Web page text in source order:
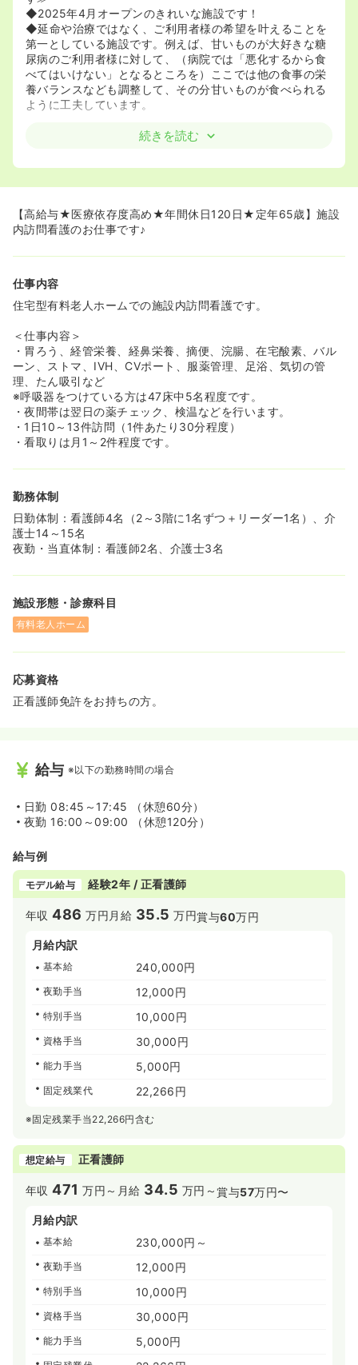
◆2025年4月オープンのきれいな施設です！
◆延命や治療ではなく、ご利用者様の希望を叶えることを
第一としている施設です。例えば、甘いものが大好きな糖
尿病のご利用者様に対して、（病院では「悪化するから食
べてはいけない」となるところを）ここでは他の食事の栄
養バランスなども調整して、その分甘いものが食べられる
ように工夫しています。
≪残業ほぼなし★アットホームで働きやすい職場です≫
す。中には有給と組み合わせて連休にして、旅行される方
行くことになってもすぐに情報が見られるのでとても便利
です！機械が苦手な方も一からお教えいただけますのでご
◆タブレットの採用をはじめとして、業務の簡素化に法人
ゼロです！
◆既存施設では、介護士さんやボランティアの方々が頻繁
≪教育体制充実★介護施設未経験歓迎！≫
◆入社後は2日間全体研修があり、その後施設へ配属され
ます。1～2ヶ月間はプラス1で教育担当の方がつきます。
独り立ちするまでしっかりサポートしていただけますの
で、介護施設未経験の方も安心して始められますよ！
◆業務に慣れてからも定期的に教育担当者や人事の方と面
談を設定しているので、何か悩みがあれば相談しやすい環
◆時給1,800円、月給300,000円～とお給与高めです！
◆定年65歳までと高く、昇給は定年までございます。
続きを読む
【高給与★医療依存度高め★年間休日120日★定年65歳】施設
内訪問看護のお仕事です♪
仕事内容
住宅型有料老人ホームでの施設内訪問看護です。
＜仕事内容＞
・胃ろう、経管栄養、経鼻栄養、摘便、浣腸、在宅酸素、バル
ーン、ストマ、IVH、CVポート、服薬管理、足浴、気切の管
理、たん吸引など
※呼吸器をつけている方は47床中5名程度です。
・夜間帯は翌日の薬チェック、検温などを行います。
・1日10～13件訪問（1件あたり30分程度）
・看取りは月1～2件程度です。
勤務体制
日勤体制：看護師4名（2～3階に1名ずつ＋リーダー1名）、介
護士14～15名
夜勤・当直体制：看護師2名、介護士3名
施設形態・診療科目
有料老人ホーム
応募資格
正看護師免許をお持ちの方。
給与 ※以下の勤務時間の場合
日勤 08:45～17:45 （休憩60分）
夜勤 16:00～09:00 （休憩120分）
給与例
モデル給与 経験2年 / 正看護師
年収486 万円 月給 35.5 万円賞与60万円
月給内訳
基本給 240,000円
夜勤手当 12,000円
特別手当 10,000円
資格手当 30,000円
能力手当 5,000円
固定残業代 22,266円
※固定残業手当22,266円含む
想定給与 正看護師
年収471 万円～ 月給 34.5 万円～賞与57万円〜
月給内訳
基本給 230,000円～
夜勤手当 12,000円
特別手当 10,000円
資格手当 30,000円
能力手当 5,000円